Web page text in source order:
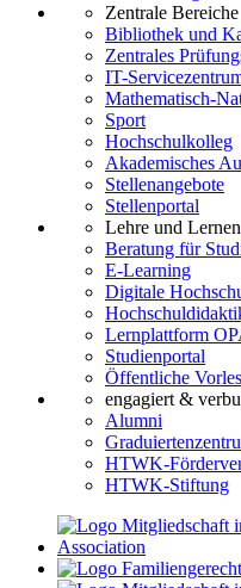
Zentrale Bereiche
Bibliothek und
Zentrales
IT-
Mathematisch-
Sport
Hochschulkolleg
Akademisches
Stellenangebote
Stellenportal
Lehre und Lernen
Beratung für
E-Learning
Digitale
Lernplattform
Studienportal
Öffentliche
engagiert &
Alumni
HTWK-
HTWK-Stiftung